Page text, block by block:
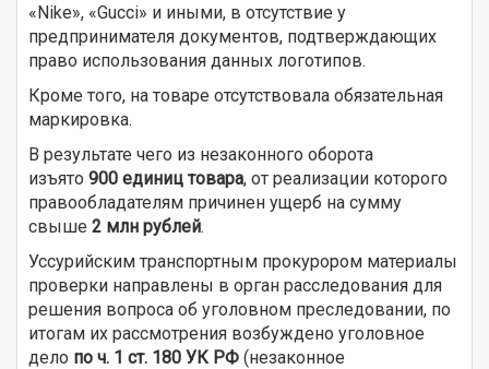
«Nike», «Gucci» и иными, в отсутствие у
предпринимателя документов, подтверждающих
право использования данных логотипов.
Кроме того, на товаре отсутствовала обязательная
маркировка.
В результате чего из незаконного оборота
изъято 900 единиц товара, от реализации которого
правообладателям причинен ущерб на сумму
свыше 2 млн рублей.
Уссурийским транспортным прокурором материалы
проверки направлены в орган расследования для
решения вопроса об уголовном преследовании, по
итогам их рассмотрения возбуждено уголовное
дело по ч. 1 ст. 180 УК РФ (незаконное